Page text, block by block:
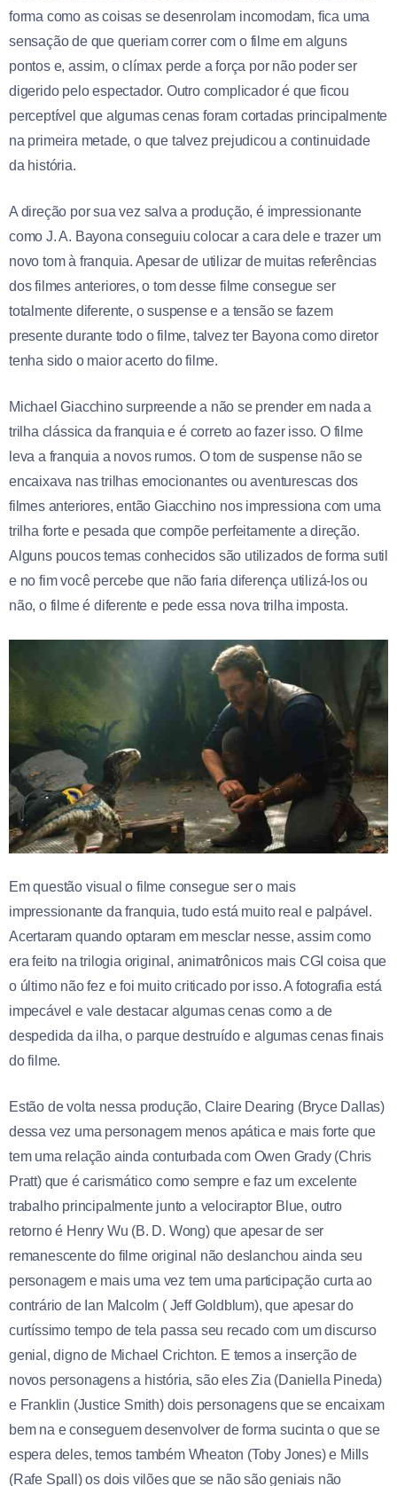
forma como as coisas se desenrolam incomodam, fica uma
sensação de que queriam correr com o filme em alguns
pontos e, assim, o clímax perde a força por não poder ser
digerido pelo espectador. Outro complicador é que ficou
perceptível que algumas cenas foram cortadas principalmente
na primeira metade, o que talvez prejudicou a continuidade
da história.
A direção por sua vez salva a produção, é impressionante
como J. A. Bayona conseguiu colocar a cara dele e trazer um
novo tom à franquia. Apesar de utilizar de muitas referências
dos filmes anteriores, o tom desse filme consegue ser
totalmente diferente, o suspense e a tensão se fazem
presente durante todo o filme, talvez ter Bayona como diretor
tenha sido o maior acerto do filme.
Michael Giacchino surpreende a não se prender em nada a
trilha clássica da franquia e é correto ao fazer isso. O filme
leva a franquia a novos rumos. O tom de suspense não se
encaixava nas trilhas emocionantes ou aventurescas dos
filmes anteriores, então Giacchino nos impressiona com uma
trilha forte e pesada que compõe perfeitamente a direção.
Alguns poucos temas conhecidos são utilizados de forma sutil
e no fim você percebe que não faria diferença utilizá-los ou
não, o filme é diferente e pede essa nova trilha imposta.
Em questão visual o filme consegue ser o mais
impressionante da franquia, tudo está muito real e palpável.
Acertaram quando optaram em mesclar nesse, assim como
era feito na trilogia original, animatrônicos mais CGI coisa que
o último não fez e foi muito criticado por isso. A fotografia está
impecável e vale destacar algumas cenas como a de
despedida da ilha, o parque destruído e algumas cenas finais
do filme.
Estão de volta nessa produção, Claire Dearing (Bryce Dallas)
dessa vez uma personagem menos apática e mais forte que
tem uma relação ainda conturbada com Owen Grady (Chris
Pratt) que é carismático como sempre e faz um excelente
trabalho principalmente junto a velociraptor Blue, outro
retorno é Henry Wu (B. D. Wong) que apesar de ser
remanescente do filme original não deslanchou ainda seu
personagem e mais uma vez tem uma participação curta ao
contrário de Ian Malcolm ( Jeff Goldblum), que apesar do
curtíssimo tempo de tela passa seu recado com um discurso
genial, digno de Michael Crichton. E temos a inserção de
novos personagens a história, são eles Zia (Daniella Pineda)
e Franklin (Justice Smith) dois personagens que se encaixam
bem na e conseguem desenvolver de forma sucinta o que se
espera deles, temos também Wheaton (Toby Jones) e Mills
(Rafe Spall) os dois vilões que se não são geniais não